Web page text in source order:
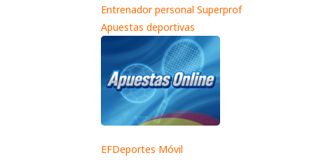
Entrenador personal Superprof
Apuestas deportivas
EFDeportes Móvil